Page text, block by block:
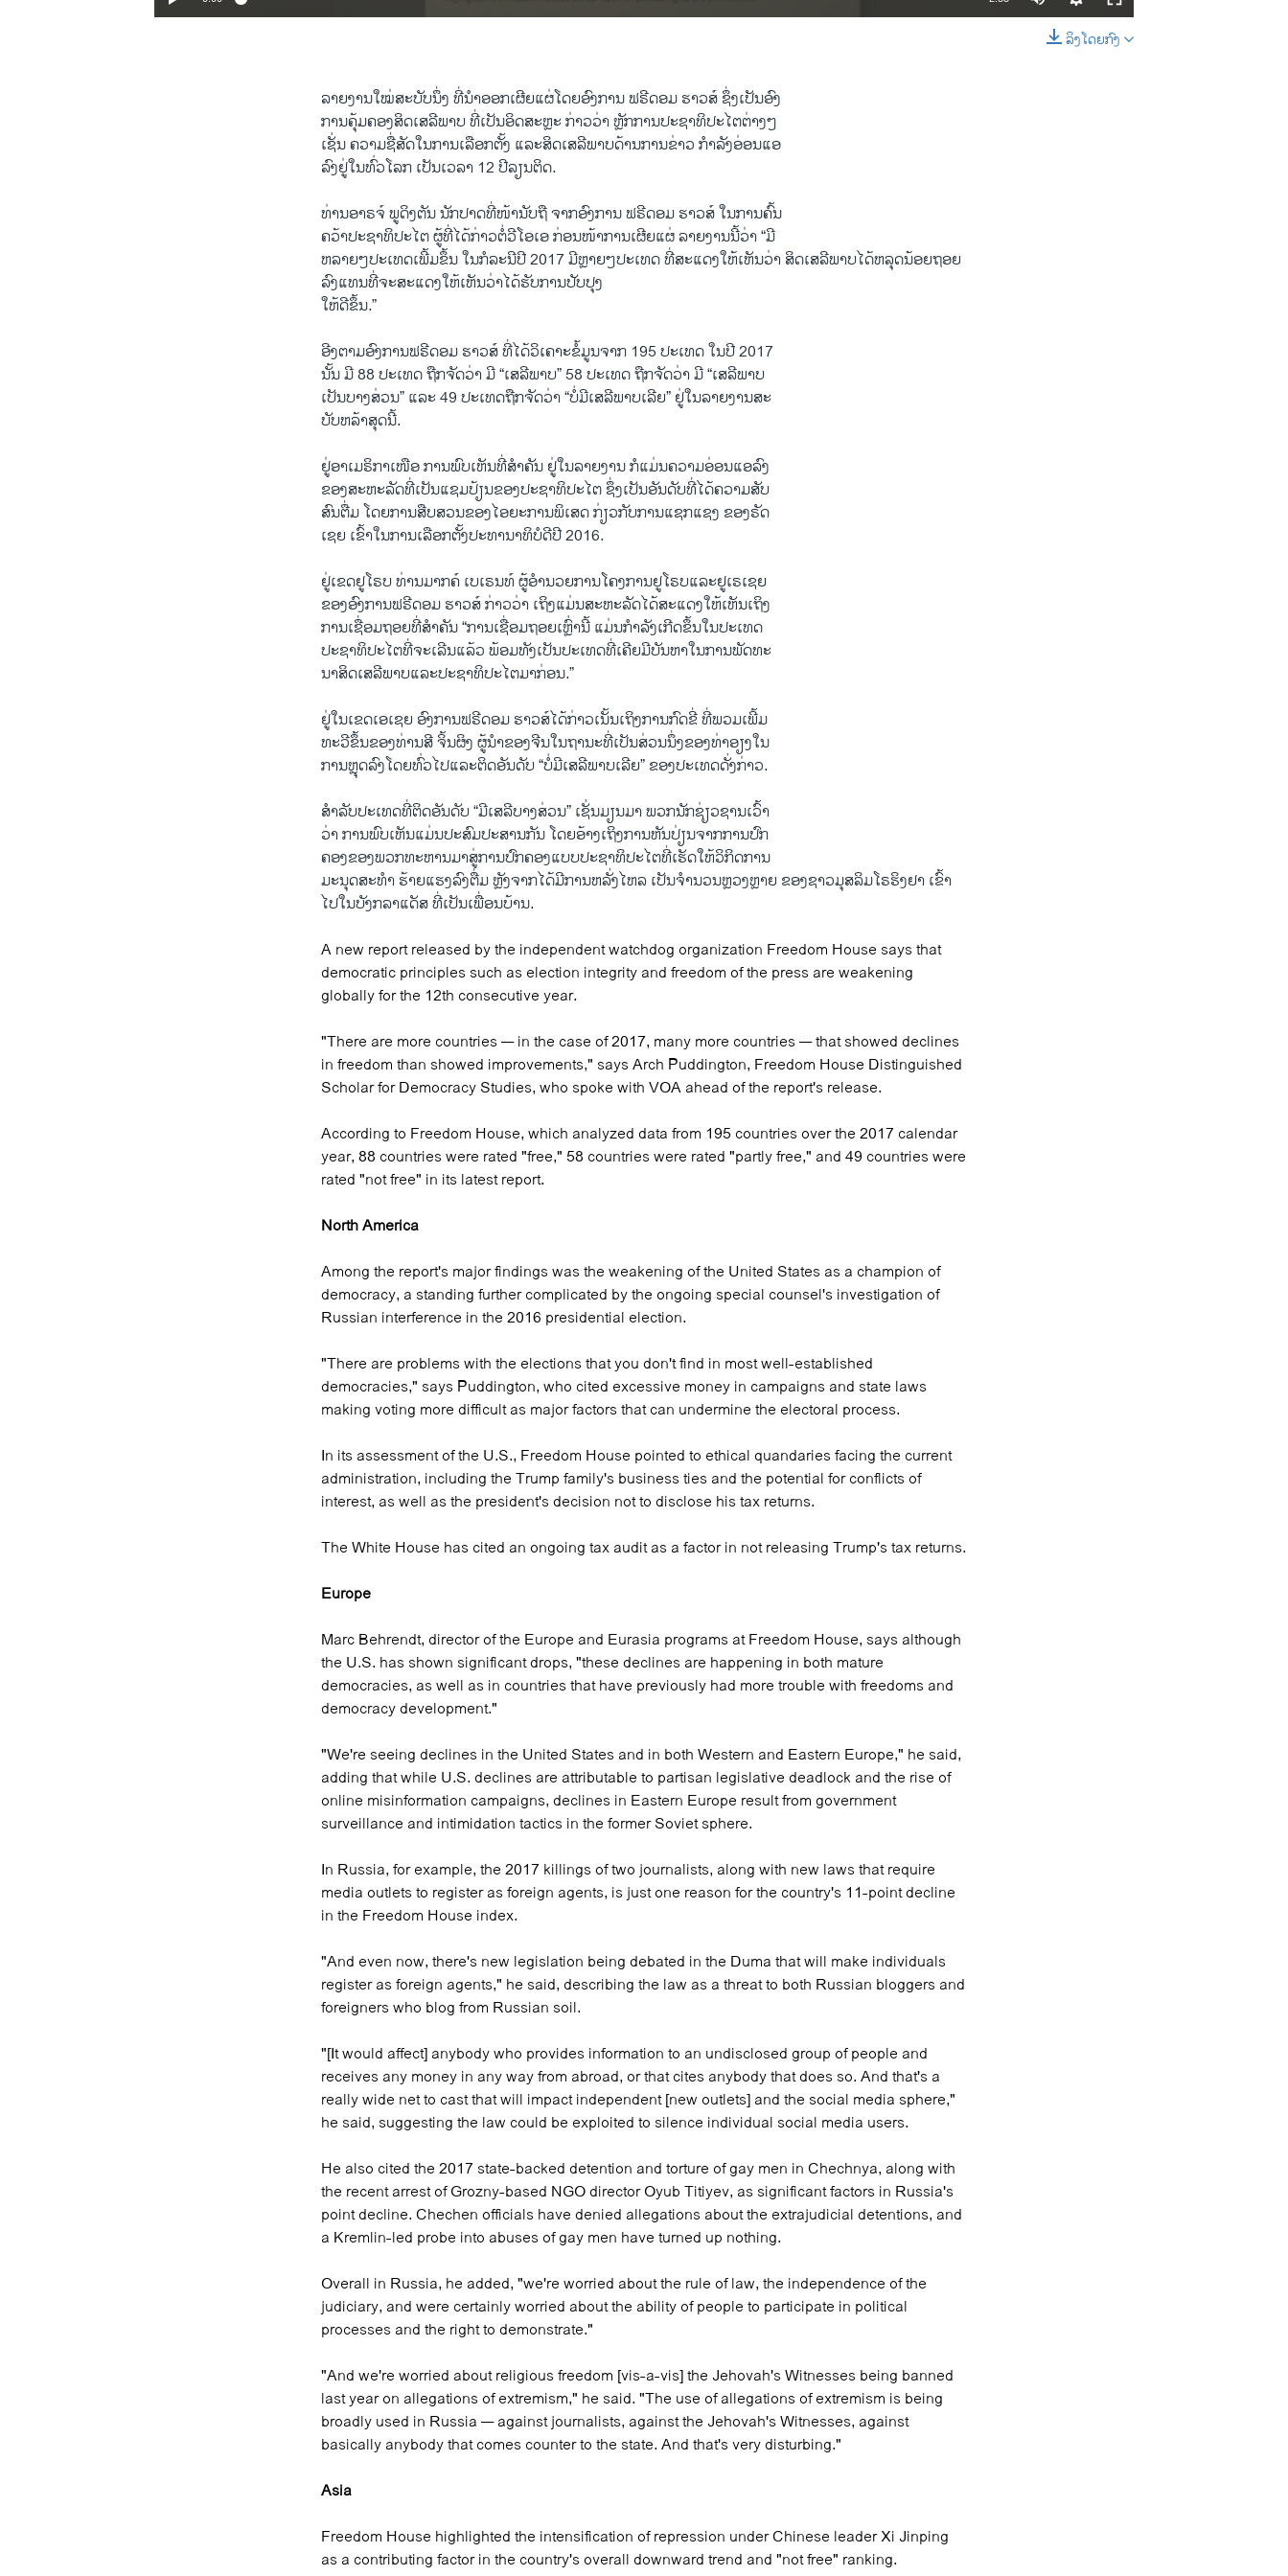
SHARE
ລິງໂດຍກົງ
ລາຍ​ງານ​ໃໝ່ສະບັບນຶ່ງ ​ທີ່ນຳອອກ​ເຜີຍ​ແຜ່​ໂດຍ​ອົງການ ຟຣີດອມ ຮາວ​ສ໌ ຊຶ່ງເປັນອົງ
ການຄຸ້ມຄອງສິດເສລີພາບ ທີ່ເປັນອິດສະຫຼະ ກ່າວວ່າ ຫຼັກການປະຊາທິປະໄຕຕ່າງໆ
ເຊັ່ນ ຄວາມຊື່ສັດໃນການເລືອກຕັ້ງ ແລະສິດເສລີພາບດ້ານການຂ່າວ ກຳລັງ​ອ່ອນ​ແອ​
ລົງ​ຢູ່ໃນທົ່ວ​ໂລກ​ ເປັນ​ເວລາ 12 ປີລຽນຕິດ.
ທ່ານອາຣ​ຈ໌ ພູ​ດິງຕັນ ນັກປາດ​ທີ່​ໜ້າ​ນັບຖື​ ຈາກອົງການ ​ຟຣີດອມ ຮາວ​ສ໌ ​ໃນການ​ຄົ້ນ
ຄວ້​າ​ປະຊາທິປະ​ໄຕ ຜູ້​ທີ່​ໄດ້​ກ່າວ​ຕໍ່ວີ​ໂອ​ເອ ກ່ອນ​ໜ້າ​ການເຜີຍ​ແຜ່ ​ລາຍ​ງານນີ້​ວ່າ “ມີ​
ຫລາຍໆ​ປະ​ເທດເພີ້ມຂຶ້ນ ​ໃນ​ກໍລະນີ​ປີ 2017 ມີຫຼາຍໆປະເທດ ທີ່ສະ​ແດງ​ໃຫ້ເຫັນວ່າ ສິດເສລີພາບໄດ້ຫລຸດນ້ອຍຖອຍ
ລົງ​ແທນ​ທີ່​ຈະສະ​ແດງ​ໃຫ້​ເຫັນວ່າໄດ້ຮັບ​ການ​ປັບປຸງ​
ໃຫ້ດີຂຶ້ນ.”
ອີງ​ຕາ​ມອົງການຟຣີດອມ​ ຮາວ​ສ໌ ທີ່​ໄດ້​ວິ​ເຄາະ​ຂໍ້​ມູນ​ຈາກ 195 ປະ​ເທດ​ ໃນປີ 2017
ນັ້ນ ມີ 88 ປະ​ເທດ ​ຖືກຈັດວ່າ ມີ “​ເສລີພາບ” 58 ປະ​ເທດ​ ຖືກຈັດວ່າ ມີ “​ເສລີພາບ
ເປັນບາງສ່ວນ” ​ແລະ 49 ປະ​ເທດ​ຖືກຈັດວ່າ “ບໍ່​ມີ​ເສລີພາບເລີຍ” ຢູ່​ໃນ​ລາຍ​ງານ​ສະ
ບັບຫລ້າສຸດນີ້.
ຢູ່ອາ​ເມ​ຣິ​ກາ​ເໜືອ ການພົບ​ເຫັນ​ທີ່​ສຳຄັນ ​ຢູ່​ໃນລາຍ​ງານ ກໍແມ່ນ​ຄວາມ​ອ່ອນແອລົງ
ຂອງ​ສະຫະລັດທີ່​ເປັນ​ແຊມ​ປ້ຽນຂອງ​ປະຊາທິປະ​ໄຕ ຊຶ່ງເປັນອັນດັບທີ່ໄດ້ຄວາມ​ສັບ
ສົນ​ຕື່ມ ໂດຍ​ການ​ສືບສວນ​ຂອງ​ໄອ​ຍະ​ການ​ພິ​ເສດ ກ່ຽວ​ກັບ​ການ​ແຊກ​ແຊງ​ ຂອງຣັດ
​ເຊຍ ​ເຂົ້າໃນ​ການ​ເລືອກ​ຕັ້ງ​ປະທາ​ນາ​ທິບໍດີ​ປີ 2016.
ຢູ່ເຂດຢູໂຣບ ທ່ານມາກຄ໌ ເບເຣນທ໌ ຜູ້ອຳນວຍການໂຄງການຢູໂຣບແລະຢູເຣເຊຍ
ຂອງອົງການ​ຟຣີດອມ ຮາວ​ສ໌ ກ່າວວ່າ ເຖິງແມ່ນສະຫະລັດໄດ້ສະແດງໃຫ້ເຫັນເຖິງ
ການເຊື່ອມຖອຍທີ່ສຳຄັນ “ການເຊື່ອມຖອຍເຫຼົ່ານີ້ ແມ່ນກຳລັງເກີດຂຶ້ນໃນປະເທດ
ປະຊາທິປະໄຕທີ່ຈະເລີນແລ້ວ ພ້ອມທັງເປັນປະເທດທີ່ເຄີຍມີບັນຫາໃນການພັດທະ
ນາສິດເສລີພາບແລະປະຊາທິປະໄຕມາກ່ອນ.”
ຢູ່ໃນເຂດເອເຊຍ ອົງການຟຣີດອມ ຮາວ​ສ໌ໄດ້ກ່າວເນັ້ນເຖິງການກົດຂີ່ ທີ່ພວມເພີ້ມ
ທະວີຂຶ້ນຂອງທ່ານສີ ຈິ້ນຜິງ ຜູ້ນຳຂອງຈີນໃນຖານະທີ່ເປັນສ່ວນນຶ່ງຂອງທ່າອຽງໃນ
ການຫຼຸດລົງໂດຍທົ່ວໄປແລະຕິດອັນດັບ “ບໍ່ມີເສລີພາບເລີຍ” ຂອງປະເທດດັ່ງກ່າວ.
ສຳລັບປະເທດທີ່ຕິດອັນດັບ “ມີເສລີບາງສ່ວນ” ເຊັ່ນມຽນມາ ພວກນັກຊ່ຽວຊານເວົ້າ
ວ່າ ການພົບເຫັນແມ່ນປະສົມປະສານກັນ ໂດຍອ້າງເຖິງການຫັນປ່ຽນຈາກການປົກ
ຄອງຂອງພວກທະຫານມາສູ່ການປົກຄອງແບບປະຊາທິປະໄຕທີ່ເຮັດໃຫ້ວິກິດການ
ມະນຸດສະທຳ ຮ້າຍແຮງລົງຕື່ມ ຫຼັງຈາກໄດ້ມີການຫລັ່ງໄຫລ ເປັນຈຳນວນຫຼວງຫຼາຍ ຂອງຊາວມຸສລິມໂຣຮິງຢາ ເຂົ້າ
ໄປໃນບັງກລາແດັສ ທີ່ເປັນເພື່ອນບ້ານ.
A new report released by the independent watchdog organization Freedom House says that
democratic principles such as election integrity and freedom of the press are weakening
globally for the 12th consecutive year.
"There are more countries — in the case of 2017, many more countries — that showed declines
in freedom than showed improvements," says Arch Puddington, Freedom House Distinguished
Scholar for Democracy Studies, who spoke with VOA ahead of the report's release.
According to Freedom House, which analyzed data from 195 countries over the 2017 calendar
year, 88 countries were rated "free," 58 countries were rated "partly free," and 49 countries were
rated "not free" in its latest report.
North America
Among the report's major findings was the weakening of the United States as a champion of
democracy, a standing further complicated by the ongoing special counsel's investigation of
Russian interference in the 2016 presidential election.
"There are problems with the elections that you don't find in most well-established
democracies," says Puddington, who cited excessive money in campaigns and state laws
making voting more difficult as major factors that can undermine the electoral process.
In its assessment of the U.S., Freedom House pointed to ethical quandaries facing the current
administration, including the Trump family's business ties and the potential for conflicts of
interest, as well as the president's decision not to disclose his tax returns.
The White House has cited an ongoing tax audit as a factor in not releasing Trump's tax returns.
Europe
Marc Behrendt, director of the Europe and Eurasia programs at Freedom House, says although
the U.S. has shown significant drops, "these declines are happening in both mature
democracies, as well as in countries that have previously had more trouble with freedoms and
democracy development."
"We're seeing declines in the United States and in both Western and Eastern Europe," he said,
adding that while U.S. declines are attributable to partisan legislative deadlock and the rise of
online misinformation campaigns, declines in Eastern Europe result from government
surveillance and intimidation tactics in the former Soviet sphere.
In Russia, for example, the 2017 killings of two journalists, along with new laws that require
media outlets to register as foreign agents, is just one reason for the country's 11-point decline
in the Freedom House index.
"And even now, there's new legislation being debated in the Duma that will make individuals
register as foreign agents," he said, describing the law as a threat to both Russian bloggers and
foreigners who blog from Russian soil.
"[It would affect] anybody who provides information to an undisclosed group of people and
receives any money in any way from abroad, or that cites anybody that does so. And that's a
really wide net to cast that will impact independent [new outlets] and the social media sphere,"
he said, suggesting the law could be exploited to silence individual social media users.
He also cited the 2017 state-backed detention and torture of gay men in Chechnya, along with
the recent arrest of Grozny-based NGO director Oyub Titiyev, as significant factors in Russia's
point decline. Chechen officials have denied allegations about the extrajudicial detentions, and
a Kremlin-led probe into abuses of gay men have turned up nothing.
Overall in Russia, he added, "we're worried about the rule of law, the independence of the
judiciary, and were certainly worried about the ability of people to participate in political
processes and the right to demonstrate."
"And we're worried about religious freedom [vis-a-vis] the Jehovah's Witnesses being banned
last year on allegations of extremism," he said. "The use of allegations of extremism is being
broadly used in Russia — against journalists, against the Jehovah's Witnesses, against
basically anybody that comes counter to the state. And that's very disturbing."
Asia
Freedom House highlighted the intensification of repression under Chinese leader Xi Jinping
as a contributing factor in the country's overall downward trend and "not free" ranking.